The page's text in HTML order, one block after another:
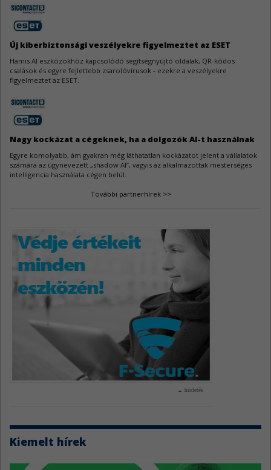
Go sérülékenységek
A Go jelentős mennyiségű sebezhetőség miatt kapott frissítést.
WeeChat sebezhetőségek
A WeeChat kapcsán három biztonsági hiba látott napvilágot.
AutoCAD sebezhetőségek
Az Autodesk AutoCAD szoftverek három biztonsági javítást kaptak.
Új kiberbiztonsági veszélyekre figyelmeztet az ESET
Hamis AI eszközökhöz kapcsolódó segítségnyújtó oldalak, QR-kódos
csalások és egyre fejlettebb zsarolóvírusok - ezekre a veszélyekre
figyelmeztet az ESET.
Nagy kockázat a cégeknek, ha a dolgozók AI-t használnak
Egyre komolyabb, ám gyakran még láthatatlan kockázatot jelent a vállalatok
számára az úgynevezett „shadow AI”, vagyis az alkalmazottak mesterséges
intelligencia használata cégen belül.
További partnerhírek >>
hirdetés
Kiemelt hírek